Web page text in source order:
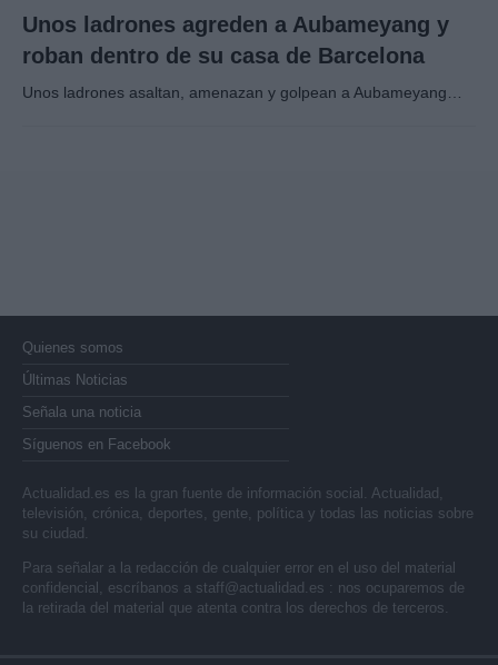
Unos ladrones agreden a Aubameyang y
roban dentro de su casa de Barcelona
Unos ladrones asaltan, amenazan y golpean a Aubameyang…
Quienes somos
Últimas Noticias
Señala una noticia
Síguenos en Facebook
Actualidad.es es la gran fuente de información social. Actualidad,
televisión, crónica, deportes, gente, política y todas las noticias sobre
su ciudad.
Para señalar a la redacción de cualquier error en el uso del material
confidencial, escríbanos a staff@actualidad.es : nos ocuparemos de
la retirada del material que atenta contra los derechos de terceros.